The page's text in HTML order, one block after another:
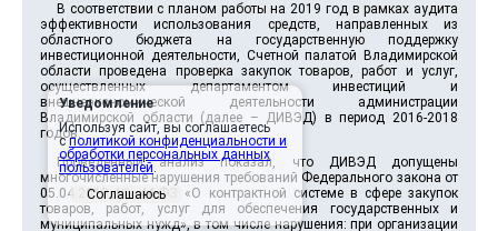
В соответствии с планом работы на 2019 год в рамках аудита
эффективности использования средств, направленных из
областного бюджета на государственную поддержку
инвестиционной деятельности, Счетной палатой Владимирской
области проведена проверка закупок товаров, работ и услуг,
осуществленных департаментом инвестиций и
внешнеэкономической деятельности администрации
Владимирской области (далее – ДИВЭД) в период 2016-2018
годов.
Проведенный анализ показал, что ДИВЭД допущены
многочисленные нарушения требований Федерального закона от
05.04.2013 № 44-ФЗ «О контрактной системе в сфере закупок
товаров, работ, услуг для обеспечения государственных и
муниципальных нужд», в том числе нарушения: при организации
Уведомление
Используя сайт, вы соглашаетесь
сполитикой конфиденциальности и
обработки персональных данных
пользователей.
Соглашаюсь